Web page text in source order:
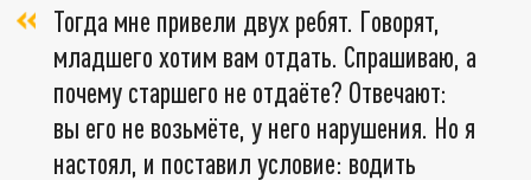
Тогда мне привели двух ребят. Говорят,
младшего хотим вам отдать. Спрашиваю, а
почему старшего не отдаёте? Отвечают:
вы его не возьмёте, у него нарушения. Но я
настоял, и поставил условие: водить